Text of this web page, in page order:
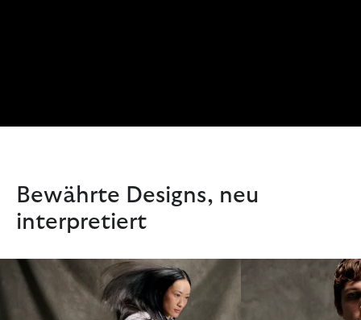
Bewährte Designs, neu
interpretiert